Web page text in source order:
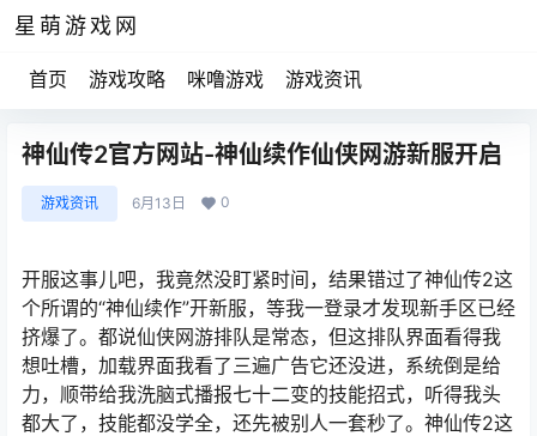
星萌游戏网
首页 游戏攻略 咪噜游戏 游戏资讯
神仙传2官方网站-神仙续作仙侠网游新服开启
游戏资讯 6月13日 0
开服这事儿吧，我竟然没盯紧时间，结果错过了神仙传2这
个所谓的“神仙续作”开新服，等我一登录才发现新手区已经
挤爆了。都说仙侠网游排队是常态，但这排队界面看得我
想吐槽，加载界面我看了三遍广告它还没进，系统倒是给
力，顺带给我洗脑式播报七十二变的技能招式，听得我头
都大了，技能都没学全，还先被别人一套秒了。神仙传2这